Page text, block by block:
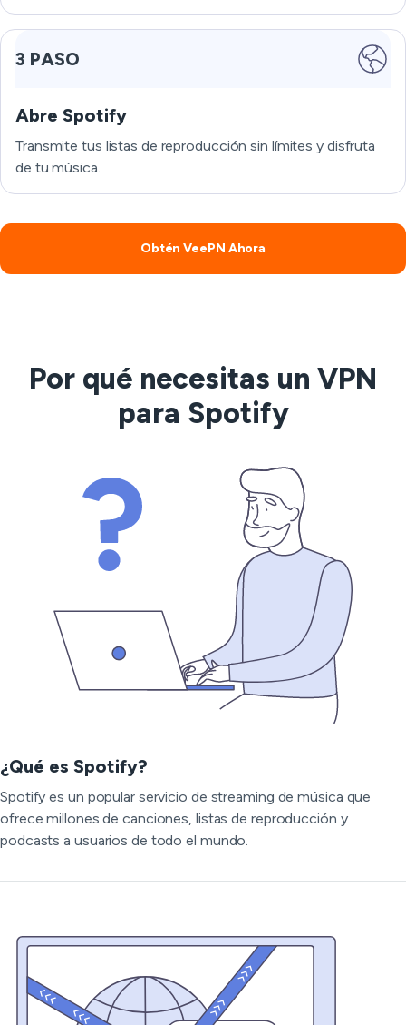
3 PASO
Abre Spotify
Transmite tus listas de reproducción sin límites y disfruta
de tu música.
Obtén VeePN Ahora
Por qué necesitas un VPN
para Spotify
¿Qué es Spotify?
Spotify es un popular servicio de streaming de música que
ofrece millones de canciones, listas de reproducción y
podcasts a usuarios de todo el mundo.